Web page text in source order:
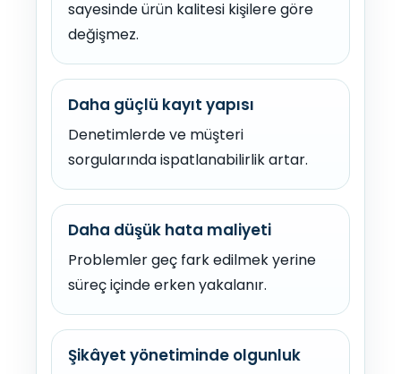
sayesinde ürün kalitesi kişilere göre
değişmez.
Daha güçlü kayıt yapısı
Denetimlerde ve müşteri
sorgularında ispatlanabilirlik artar.
Daha düşük hata maliyeti
Problemler geç fark edilmek yerine
süreç içinde erken yakalanır.
Şikâyet yönetiminde olgunluk